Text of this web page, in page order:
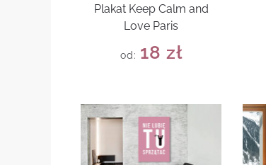
Plakat Keep Calm and
Love Paris
od: 18 zł